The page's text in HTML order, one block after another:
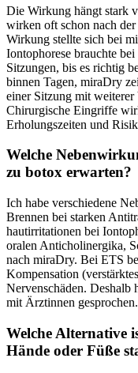
Die Wirkung​ hängt ⁤stark
wirken oft‍ schon ⁤nach⁤
Wirkung stellte sich bei
Iontophorese brauchte
⁣Sitzungen, ​bis es⁣ richtig
binnen Tagen, miraDry
einer Sitzung ​mit weiterer
Chirurgische Eingriffe
Erholungszeiten und
Welche⁤
zu‌ botox erwarten?
Ich habe verschiedene
Brennen bei starken
hautirritationen bei
oralen Anticholinergika,
nach ‍miraDry. Bei ETS
Kompensation
Nervenschäden. Deshalb
mit ‍Ärztinnen ‍gesprochen.
Welche Alternative
Hände oder Füße